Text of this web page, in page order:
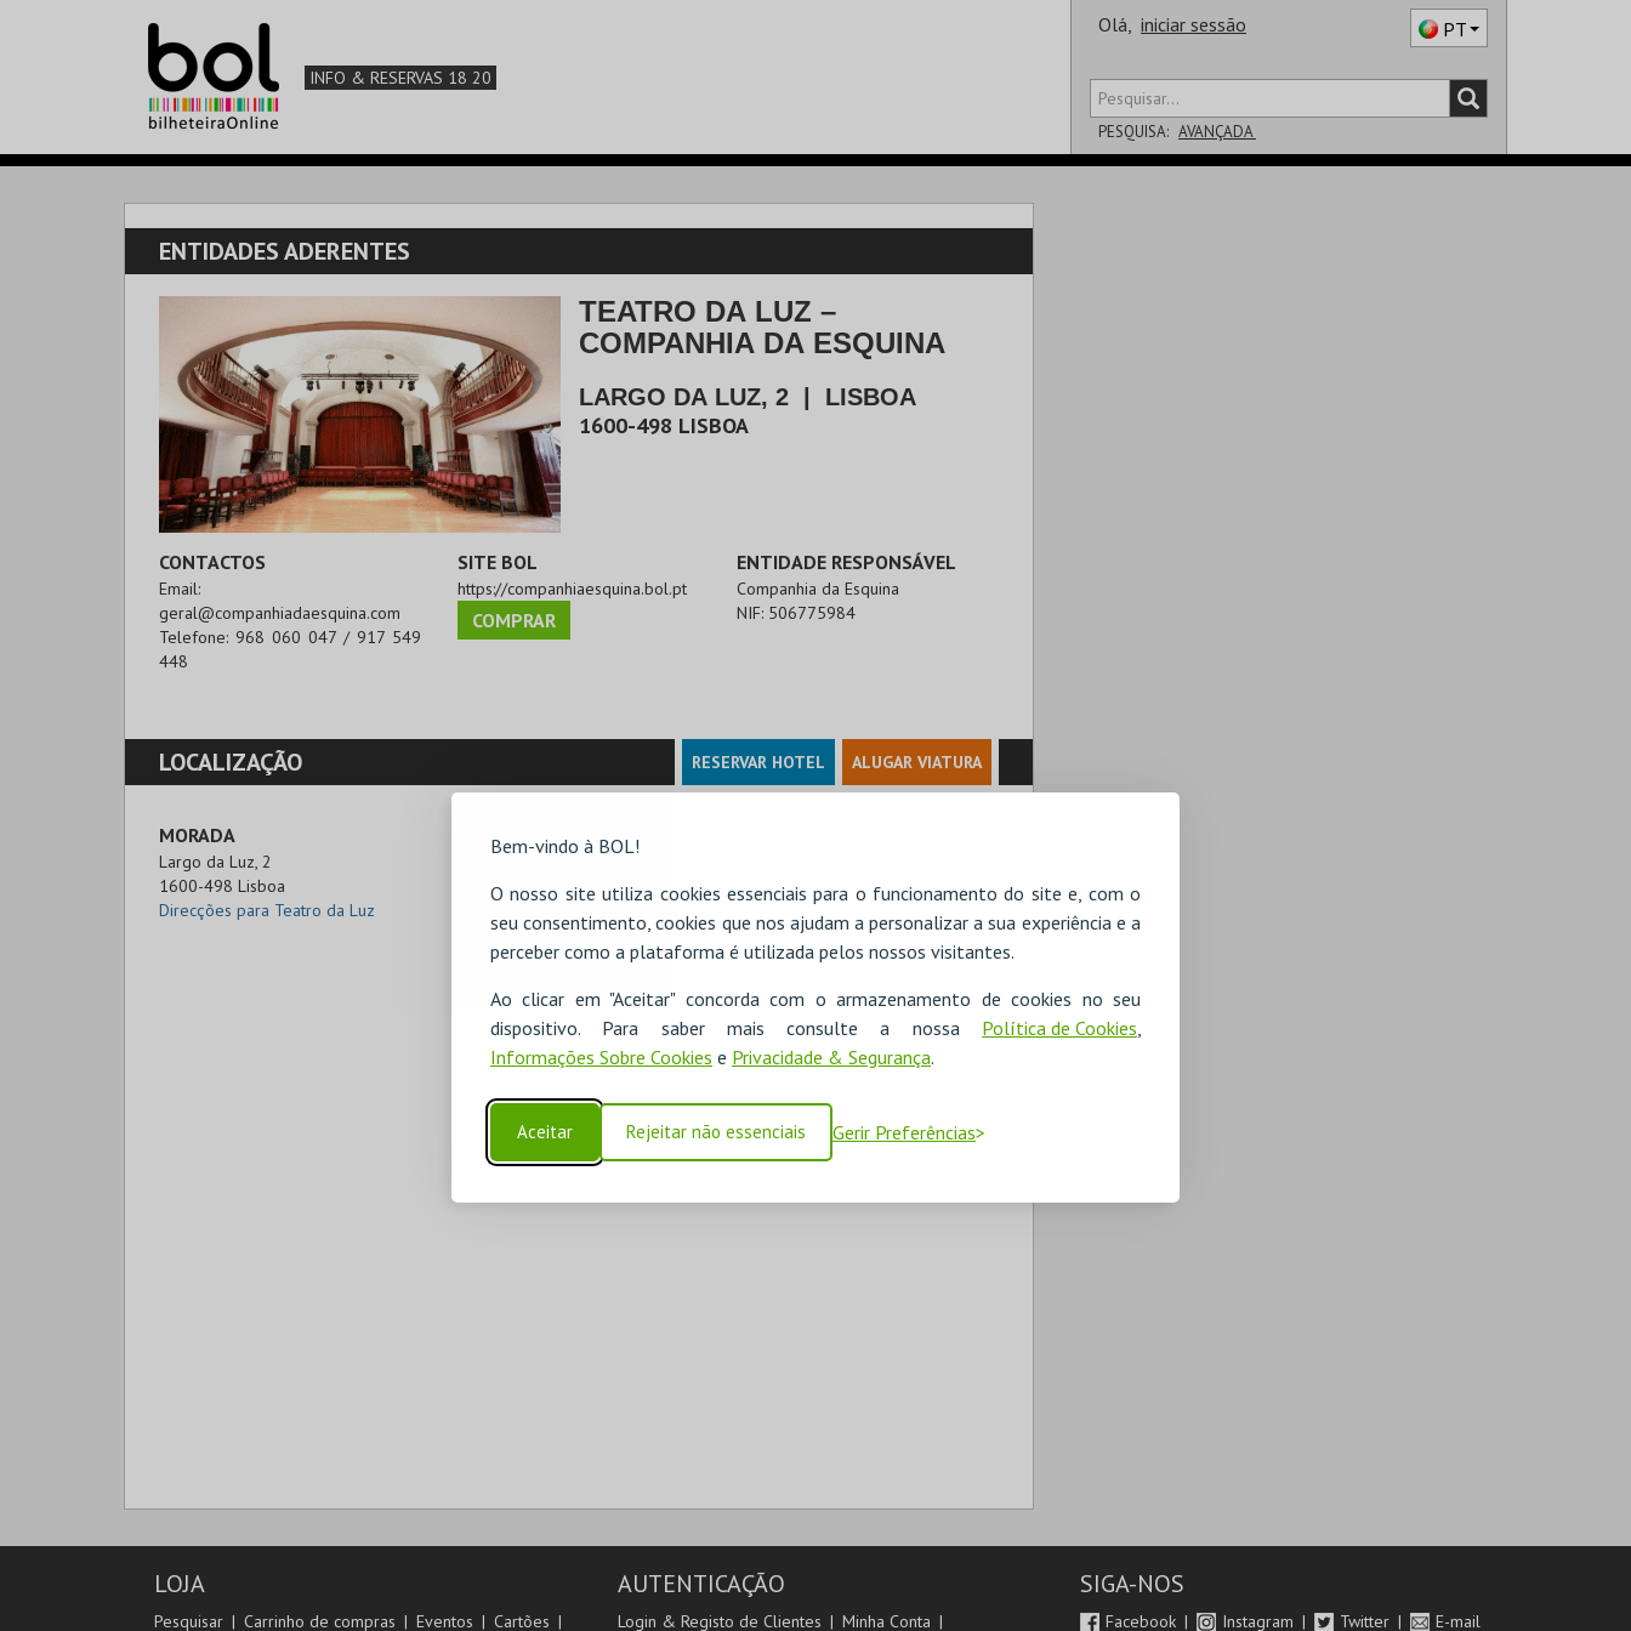
Bem-vindo à BOL!
O nosso site utiliza cookies essenciais para o funcionamento do site e, com o
seu consentimento, cookies que nos ajudam a personalizar a sua experiência e a
perceber como a plataforma é utilizada pelos nossos visitantes.
Ao clicar em "Aceitar" concorda com o armazenamento de cookies no seu
dispositivo. Para saber mais consulte a nossa Política de Cookies,
Informações Sobre Cookies e Privacidade & Segurança.
Aceitar Rejeitar não essenciais Gerir Preferências
INFO & RESERVAS 18 20
Olá, iniciar sessão PT
PESQUISA: AVANÇADA
ENTIDADES ADERENTES
TEATRO DA LUZ –
COMPANHIA DA ESQUINA
LARGO DA LUZ, 2 LISBOA
1600-498 LISBOA
CONTACTOS
Email:
geral@companhiadaesquina.com
Telefone: 968 060 047 / 917 549
448
SITE BOL
https://companhiaesquina.bol.pt
COMPRAR
ENTIDADE RESPONSÁVEL
Companhia da Esquina
NIF: 506775984
LOCALIZAÇÃO RESERVAR HOTEL ALUGAR VIATURA
MORADA
Largo da Luz, 2
1600-498 Lisboa
Direcções para Teatro da Luz
LOJA
Pesquisar Carrinho de compras Eventos Cartões
AUTENTICAÇÃO
Login & Registo de Clientes Minha Conta
SIGA-NOS
Facebook Instagram Twitter E-mail